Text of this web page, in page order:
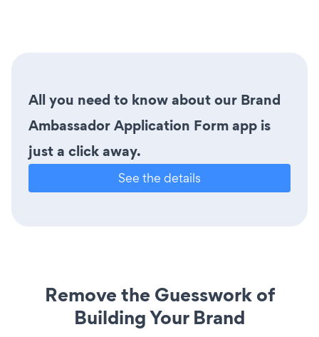
All you need to know about our Brand
Ambassador Application Form app is
just a click away.
See the details
Remove the Guesswork of
Building Your Brand